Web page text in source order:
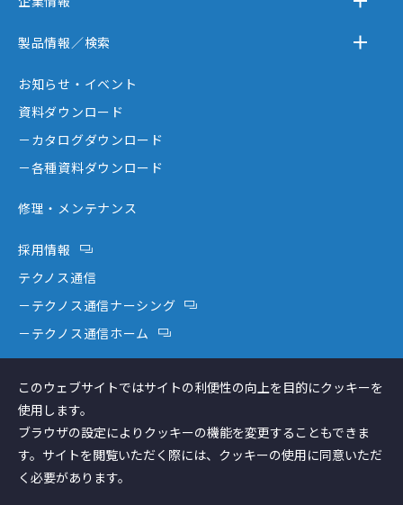
－企業情報
－テクノスジャパンが選ばれる理由
－創業者大西秀憲ヒストリー
製品情報／検索
お知らせ・イベント
資料ダウンロード
－カタログダウンロード
－各種資料ダウンロード
修理・メンテナンス
採用情報
テクノス通信
－テクノス通信ナーシング
－テクノス通信ホーム
コラム
個人情報保護方針
このウェブサイトではサイトの利便性の向上を目的にクッキーを
使用します。
ブラウザの設定によりクッキーの機能を変更することもできま
す。サイトを閲覧いただく際には、クッキーの使用に同意いただ
く必要があります。